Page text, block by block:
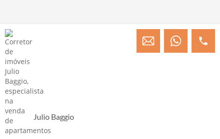
© Copyright 2013 » 2026 Engenheiro Julio C. Baggio - Corretor de Imóveis
Julio Baggio